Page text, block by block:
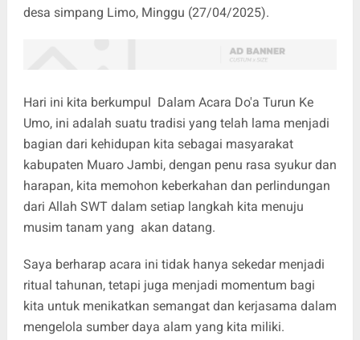
desa simpang Limo, Minggu (27/04/2025).
Hari ini kita berkumpul Dalam Acara Do'a Turun Ke
Umo, ini adalah suatu tradisi yang telah lama menjadi
bagian dari kehidupan kita sebagai masyarakat
kabupaten Muaro Jambi, dengan penu rasa syukur dan
harapan, kita memohon keberkahan dan perlindungan
dari Allah SWT dalam setiap langkah kita menuju
musim tanam yang akan datang.
Saya berharap acara ini tidak hanya sekedar menjadi
ritual tahunan, tetapi juga menjadi momentum bagi
kita untuk menikatkan semangat dan kerjasama dalam
mengelola sumber daya alam yang kita miliki.